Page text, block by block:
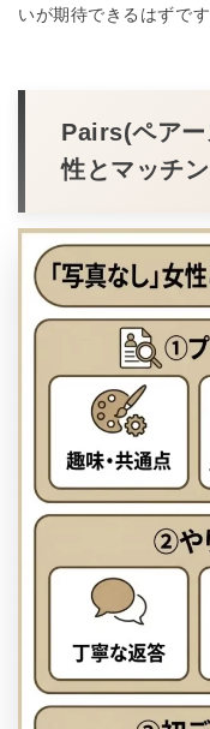
いが期待できるはずです
Pairs(ペア
性とマッチ